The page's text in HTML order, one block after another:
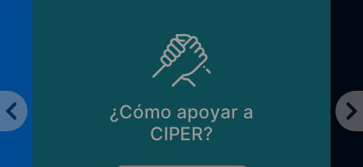
¿Cómo apoyar a
CIPER?